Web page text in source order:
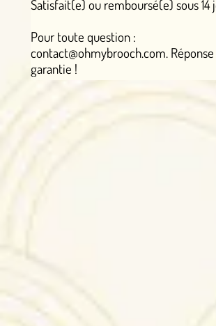
Satisfait(e) ou remboursé(e) sous 14
Pour toute question :
contact@ohmybrooch.com.
garantie !